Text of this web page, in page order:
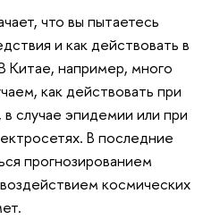
что вы пытаетесь
и как действовать в
Китае, например, много
как действовать при
случае эпидемии или при
В последние
прогнозированием
космических